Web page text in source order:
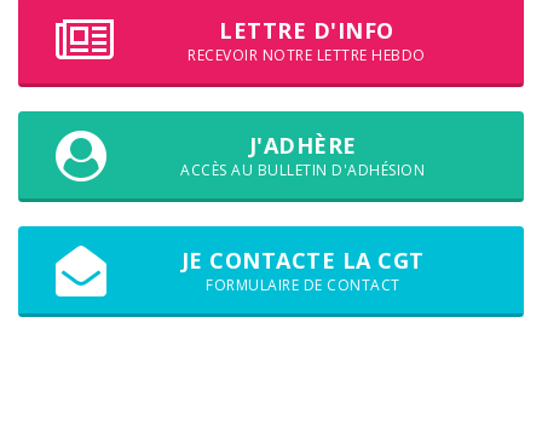
LETTRE D'INFO
RECEVOIR NOTRE LETTRE HEBDO
J'ADHÈRE
ACCÈS AU BULLETIN D'ADHÉSION
JE CONTACTE LA CGT
FORMULAIRE DE CONTACT